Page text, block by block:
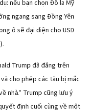
nếu bạn chọn Đô la Mỹ
ngang sang Đồng Yên
ô sẽ đại diện cho USD
Trump đã đăng trên
cho phép các tàu bị mắc
nhà." Trump cũng lưu ý
định cuối cùng về một